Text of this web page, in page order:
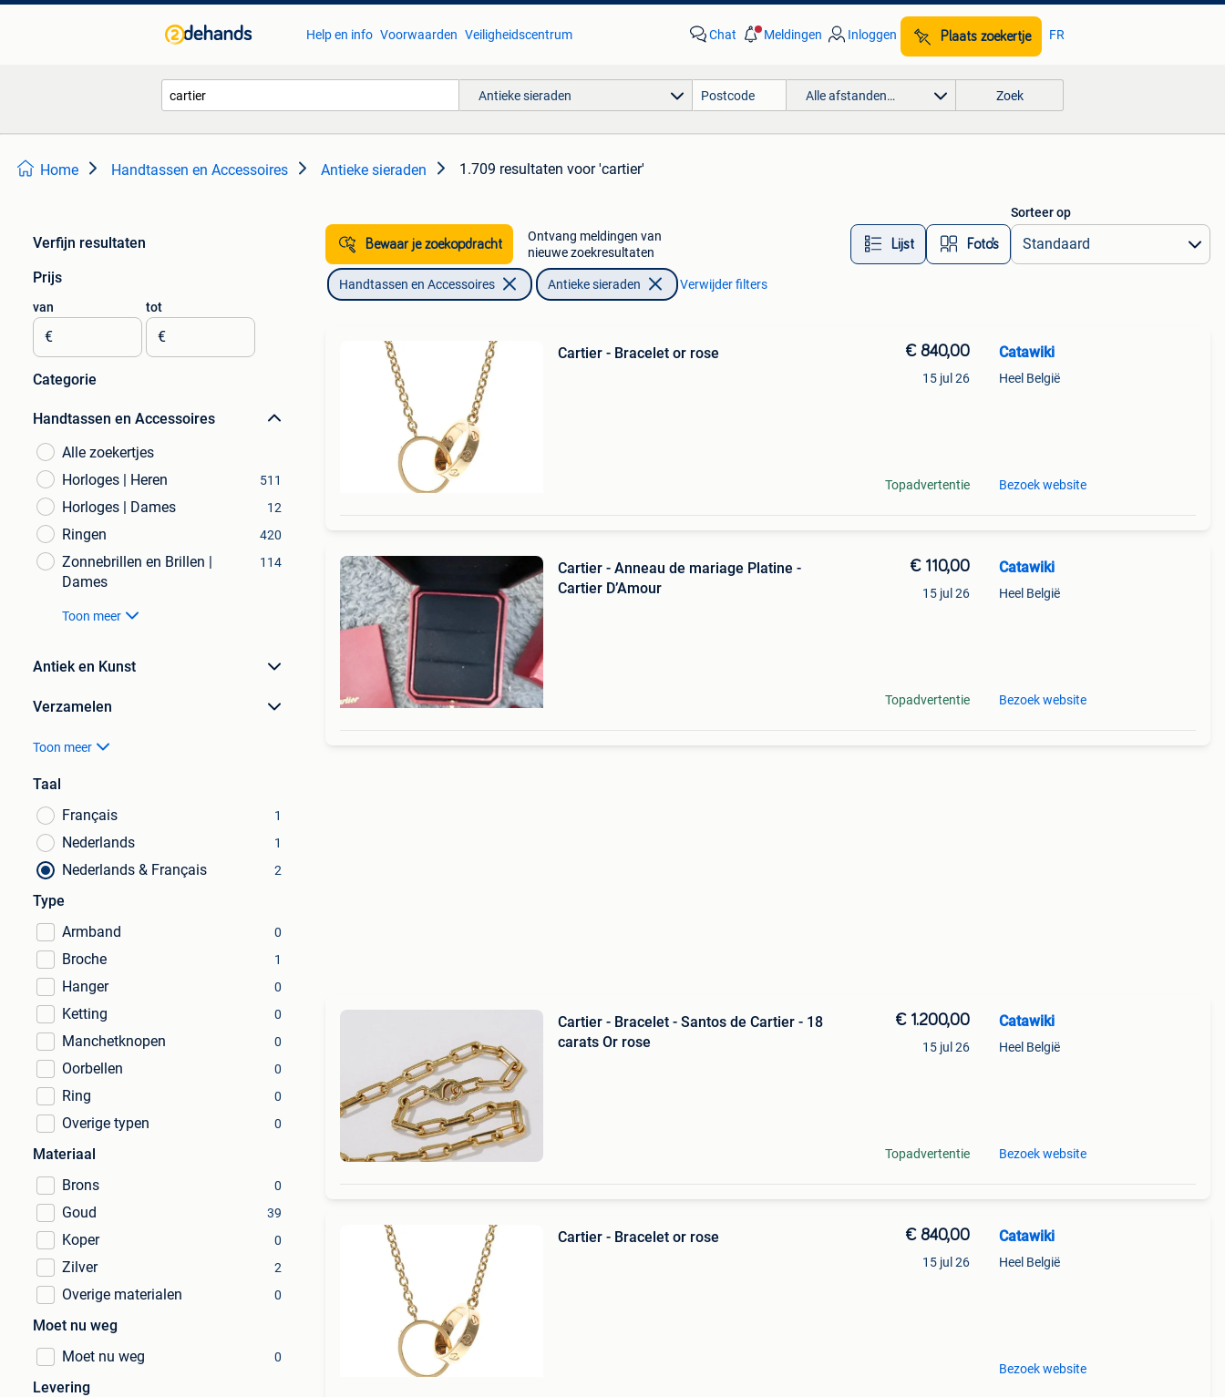
Help en info Voorwaarden Veiligheidscentrum Chat Meldingen Inloggen Plaats zoekertje FR
Antieke sieraden Alle afstanden… Zoek
Home Handtassen en Accessoires Antieke sieraden 1.709 resultaten voor 'cartier'
Verfijn resultaten
Prijs
van
€
tot
€
Categorie
Handtassen en Accessoires
Alle zoekertjes
Horloges | Heren
511
Horloges | Dames 12
Ringen 420
Zonnebrillen en Brillen |
Dames
114
Toon meer
Antiek en Kunst
Verzamelen
Toon meer
Taal
Français
1
Nederlands 1
Nederlands & Français 2
Type
Armband
0
Broche 1
Hanger 0
Ketting 0
Manchetknopen 0
Oorbellen 0
Ring 0
Overige typen 0
Materiaal
Brons
0
Goud 39
Koper 0
Zilver 2
Overige materialen 0
Moet nu weg
Moet nu weg
0
Levering
Bewaar je zoekopdracht
Ontvang meldingen van
nieuwe zoekresultaten
Lijst Foto’s
Sorteer op
Handtassen en Accessoires Antieke sieraden Verwijder filters
Cartier - Bracelet or rose € 840,00
15 jul 26
Topadvertentie
Catawiki
Heel België
Bezoek website
Cartier - Anneau de mariage Platine -
Cartier D’Amour
€ 110,00
15 jul 26
Topadvertentie
Catawiki
Heel België
Bezoek website
Cartier - Bracelet - Santos de Cartier - 18
carats Or rose
€ 1.200,00
15 jul 26
Topadvertentie
Catawiki
Heel België
Bezoek website
Cartier - Bracelet or rose € 840,00
15 jul 26
Catawiki
Heel België
Bezoek website